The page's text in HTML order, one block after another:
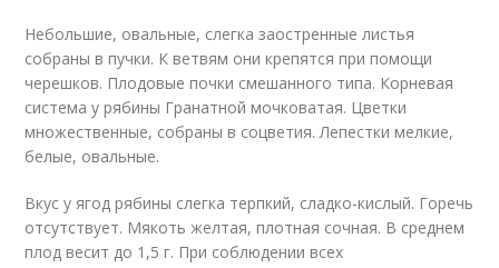
Небольшие, овальные, слегка заостренные листья
собраны в пучки. К ветвям они крепятся при помощи
черешков. Плодовые почки смешанного типа. Корневая
система у рябины Гранатной мочковатая. Цветки
множественные, собраны в соцветия. Лепестки мелкие,
белые, овальные.
Вкус у ягод рябины слегка терпкий, сладко-кислый. Горечь
отсутствует. Мякоть желтая, плотная сочная. В среднем
плод весит до 1,5 г. При соблюдении всех